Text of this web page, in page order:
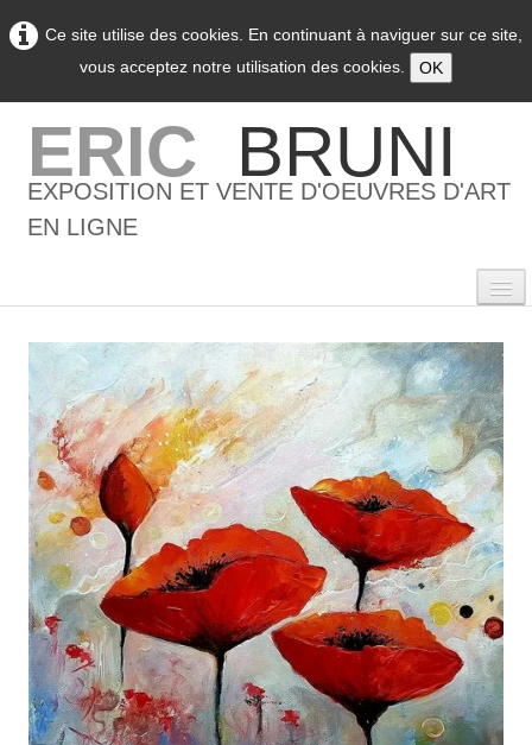
Ce site utilise des cookies. En continuant à naviguer sur ce site,
vous acceptez notre utilisation des cookies.
OK
ERIC BRUNI
EXPOSITION ET VENTE D'OEUVRES D'ART
EN LIGNE
0
Accueil
L'artiste▼
Galeries▼
Vente ▼
Boutique
Contact